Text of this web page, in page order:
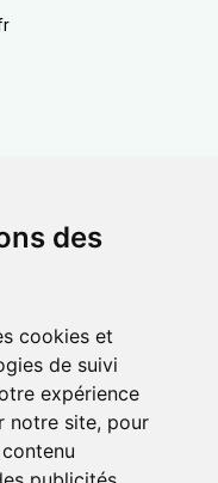
des
cookies et
de suivi
expérience
notre site, pour